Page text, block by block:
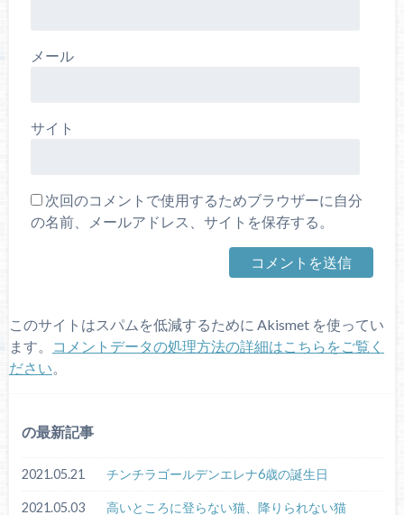
メール
サイト
次回のコメントで使用するためブラウザーに自分
の名前、メールアドレス、サイトを保存する。
このサイトはスパムを低減するために Akismet を使ってい
ます。
コメントデータの処理方法の詳細はこちらをご覧く
ださい
の最新記事
2021.05.21 チンチラゴールデンエレナ6歳の誕生日
2021.05.03 高いところに登らない猫、降りられない猫